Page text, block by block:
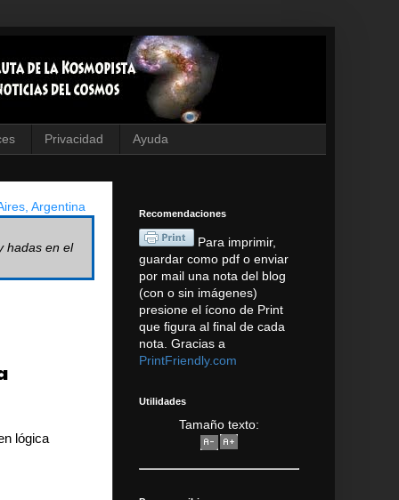
Privacidad Ayuda
Argentina
hadas en el
lógica
Recomendaciones
Para imprimir,
guardar como pdf o enviar
por mail una nota del blog
(con o sin imágenes)
presione el ícono de Print
que figura al final de cada
nota. Gracias a
PrintFriendly.com
Utilidades
Tamaño texto: